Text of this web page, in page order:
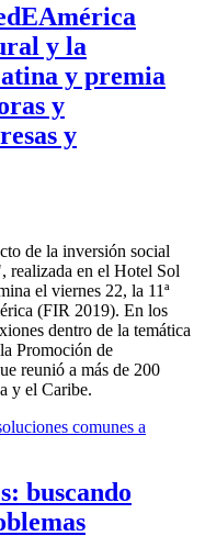
y la
y premia
y
y
de la inversión social
realizada en el Hotel Sol
el viernes 22, la 11ª
(FIR 2019). En los
dentro de la temática
Promoción de
reunió a más de 200
y el Caribe.
buscando